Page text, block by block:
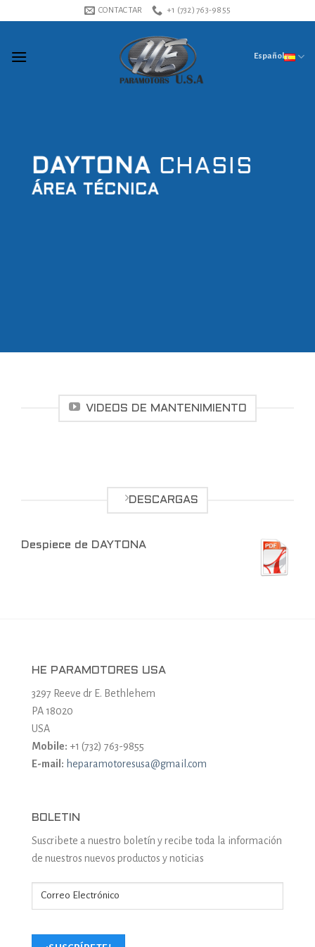
CONTACTAR +1 (732) 763-9855
Español
DAYTONA CHASIS
ÁREA TÉCNICA
VIDEOS DE MANTENIMIENTO
DESCARGAS
Despiece de DAYTONA
HE PARAMOTORES USA
3297 Reeve dr E. Bethlehem
PA 18020
USA
Mobile: +1 (732) 763-9855
E-mail: heparamotoresusa@gmail.com
BOLETIN
Suscribete a nuestro boletín y recibe toda la información
de nuestros nuevos productos y noticias